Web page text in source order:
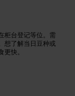
柜台登记等位。需
想了解当日豆种或
快。